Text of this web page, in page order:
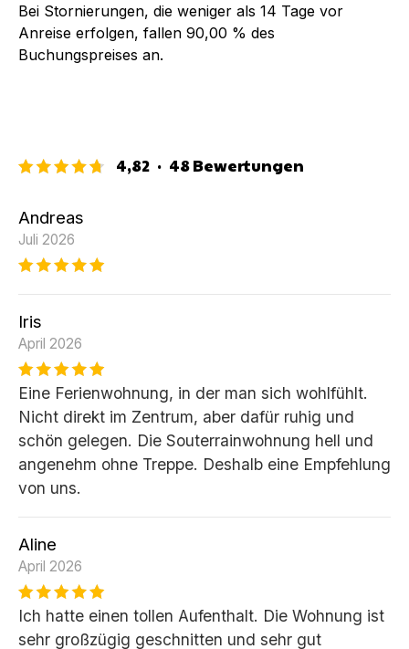
Bei Stornierungen, die weniger als 14 Tage vor
Anreise erfolgen, fallen 90,00 % des
Buchungspreises an.
4,82 · 48Bewertungen
Andreas
Juli 2026
Iris
April 2026
Eine Ferienwohnung, in der man sich wohlfühlt.
Nicht direkt im Zentrum, aber dafür ruhig und
schön gelegen. Die Souterrainwohnung hell und
angenehm ohne Treppe. Deshalb eine Empfehlung
von uns.
Aline
April 2026
Ich hatte einen tollen Aufenthalt. Die Wohnung ist
sehr großzügig geschnitten und sehr gut